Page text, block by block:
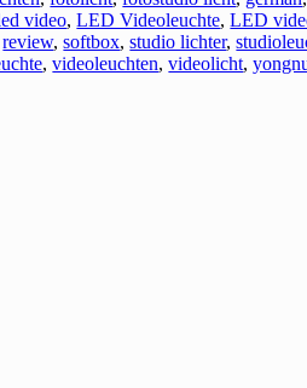
video,LED Videoleuchte,LED
review,softbox,studio lichter,
,videoleuchten,videolicht,